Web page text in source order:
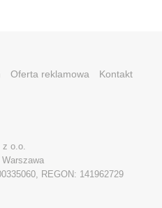
Oferta reklamowa Kontakt
o.o.
REGON: 141962729